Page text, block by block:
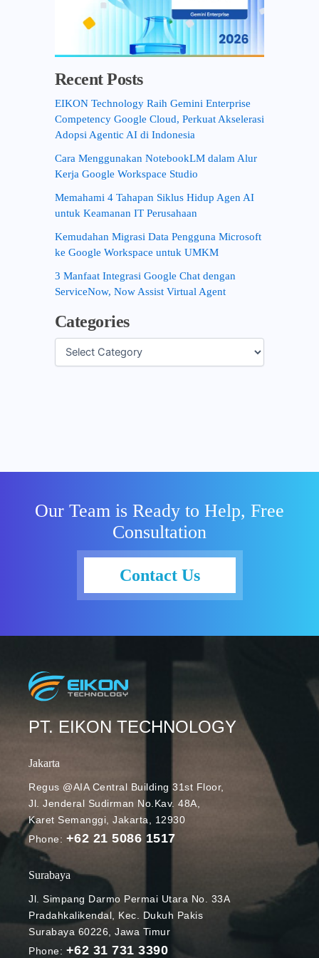
Recent Posts
EIKON Technology Raih Gemini Enterprise
Competency Google Cloud, Perkuat Akselerasi
Adopsi Agentic AI di Indonesia
Cara Menggunakan NotebookLM dalam Alur
Kerja Google Workspace Studio
Memahami 4 Tahapan Siklus Hidup Agen AI
untuk Keamanan IT Perusahaan
Kemudahan Migrasi Data Pengguna Microsoft
ke Google Workspace untuk UMKM
3 Manfaat Integrasi Google Chat dengan
ServiceNow, Now Assist Virtual Agent
Categories
Our Team is Ready to Help, Free
Consultation
Contact Us
PT. EIKON TECHNOLOGY
Jakarta
Regus @AIA Central Building 31st Floor,
Jl. Jenderal Sudirman No.Kav. 48A,
Karet Semanggi, Jakarta, 12930
Phone: +62 21 5086 1517
Surabaya
Jl. Simpang Darmo Permai Utara No. 33A
Pradahkalikendal, Kec. Dukuh Pakis
Surabaya 60226, Jawa Timur
Phone: +62 31 731 3390